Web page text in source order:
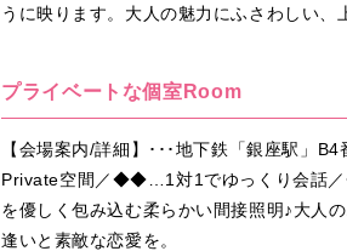
うに映ります。大人の魅力にふさわしい
プライベートな個室Room
【会場案内/詳細】･･･地下鉄「銀座駅」
Private空間／◆◆…1対1でゆっくり会話
を優しく包み込む柔らかい間接照明♪大人
逢いと素敵な恋愛を。